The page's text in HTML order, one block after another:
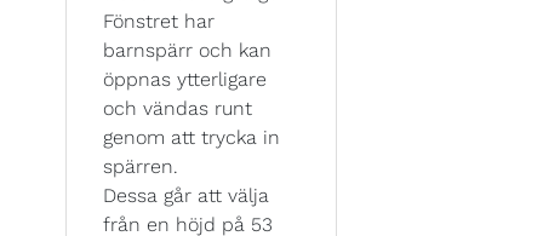
Fönstret har
barnspärr och kan
öppnas ytterligare
och vändas runt
genom att trycka in
spärren.
Dessa går att välja
från en höjd på 53